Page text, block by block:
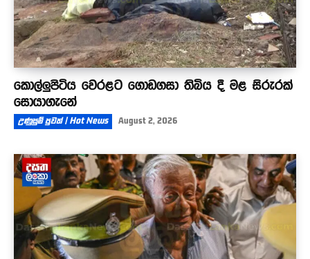
කොල්ලුපිටිය වෙරළට ගොඩගසා තිබිය දී මළ සිරුරක්
සොයාගැනේ
උණුසුම් පුවත් | Hot News August 2, 2026